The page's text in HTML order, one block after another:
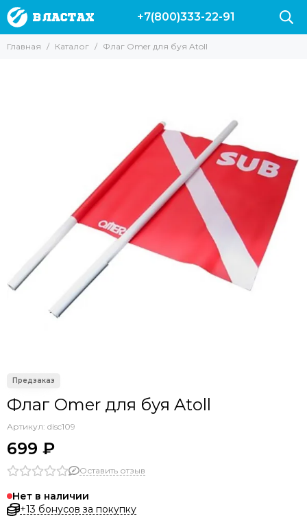
+7(800)333-22-91
Главная Каталог Флаг Omer для буя Atoll
Флаг Omer для буя Atoll
Артикул: disc109
699 ₽
Оставить отзыв
Нет в наличии
+13 бонусов за покупку